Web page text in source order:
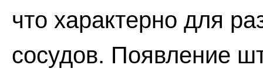
что характерно для
сосудов. Появление